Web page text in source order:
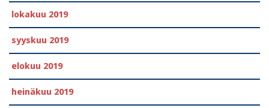
lokakuu 2019
syyskuu 2019
elokuu 2019
heinäkuu 2019